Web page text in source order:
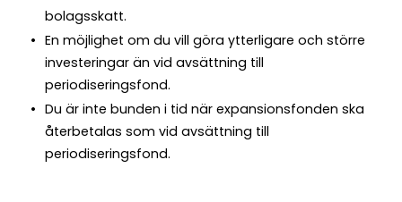
bolagsskatt.
En möjlighet om du vill göra ytterligare och större
investeringar än vid avsättning till
periodiseringsfond.
Du är inte bunden i tid när expansionsfonden ska
återbetalas som vid avsättning till
periodiseringsfond.